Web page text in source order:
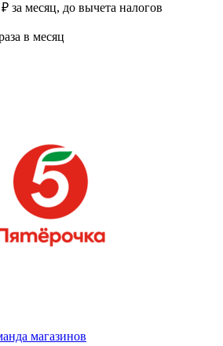
₽ за месяц, до вычета налогов
в месяц
магазинов